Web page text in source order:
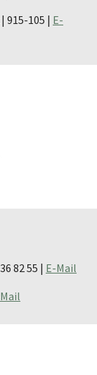
915-105 | E-
82 55 | E-Mail